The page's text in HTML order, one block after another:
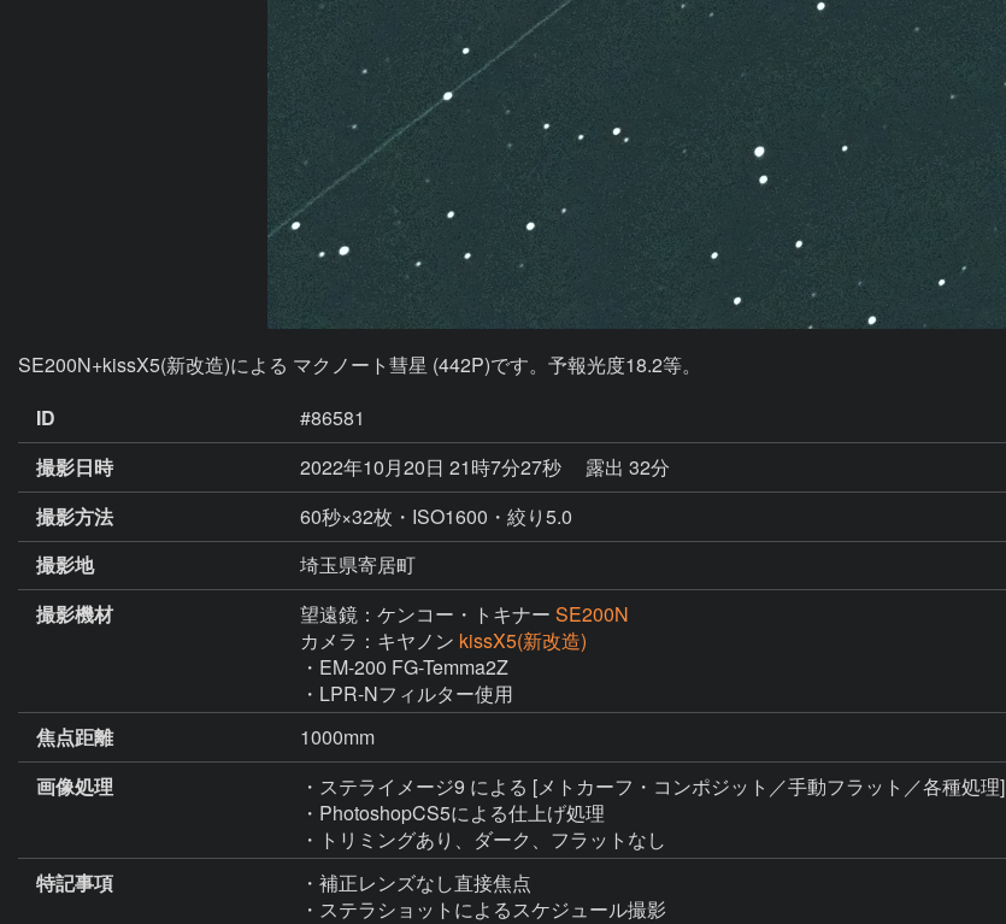
SE200N+kissX5(新改造)による マクノート彗星 (442P)です。予報光度18.2等。
ID
#86581
撮影日時
2022年10月20日 21時7分27秒
露出 32分
撮影方法
60秒×32枚・ISO1600・絞り5.0
撮影地
埼玉県寄居町
撮影機材
望遠鏡：ケンコー・トキナー SE200N
カメラ：キヤノン kissX5(新改造)
・EM-200 FG-Temma2Z
・LPR-Nフィルター使用
焦点距離
1000mm
画像処理
・ステライメージ9 による [メトカーフ・コンポジット／手動フラット／各種処理]
・PhotoshopCS5による仕上げ処理
特記事項
・補正レンズなし直接焦点
・ステラショットによるスケジュール撮影